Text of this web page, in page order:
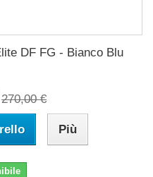
DF FG - Bianco Blu
270,00 €
Più